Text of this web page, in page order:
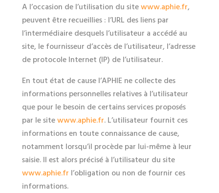
A l’occasion de l’utilisation du sitewww.aphie.fr,
peuvent être recueillies : l’URL des liens par
l’intermédiaire desquels l’utilisateur a accédé au
site, le fournisseur d’accès de l’utilisateur, l’adresse
de protocole Internet (IP) de l’utilisateur.
En tout état de cause l’APHIE ne collecte des
informations personnelles relatives à l’utilisateur
que pour le besoin de certains services proposés
par le sitewww.aphie.fr. L’utilisateur fournit ces
informations en toute connaissance de cause,
notamment lorsqu’il procède par lui-même à leur
saisie. Il est alors précisé à l’utilisateur du site
www.aphie.fr l’obligation ou non de fournir ces
informations.